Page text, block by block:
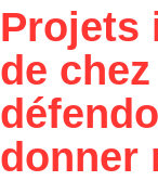
Projets
de
donner